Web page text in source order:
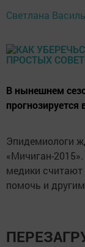
Светлана
В нынешнем
прогнозируется
Эпидемиологи
«Мичиган-
медики
помочь и